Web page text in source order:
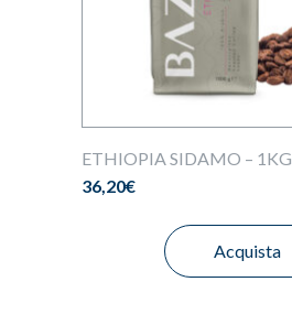
ETHIOPIA SIDAMO – 1KG
36,20€
Acquista